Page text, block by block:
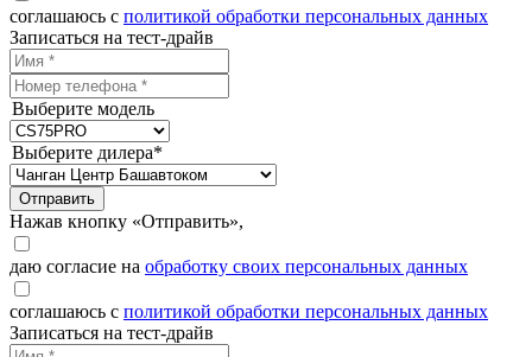
соглашаюсь с политикой обработки персональных данных
Записаться на тест-драйв
Выберите модель
Выберите дилера*
Отправить
Нажав кнопку «Отправить»,
даю согласие на обработку своих персональных данных
соглашаюсь с политикой обработки персональных данных
Записаться на тест-драйв